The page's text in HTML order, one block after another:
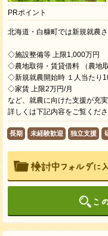
PRポイント
北海道・白糠町では新規就農
◇施設整備等 上限1,000万円
◇農地取得・賃貸借料 （農地
◇新規就農開始時 １人当たり
◇家賃 上限2万円/月
など、就農に向けた支援が充実
詳しくは下記内容をご覧くださ
長期 未経験歓迎 独立支援